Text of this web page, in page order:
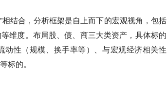
结合，分析框架是自上而下的宏观视角，包括
维度。布局股、债、商三大类资产，具体标的
性（规模、换手率等）、与宏观经济相关性
标的。